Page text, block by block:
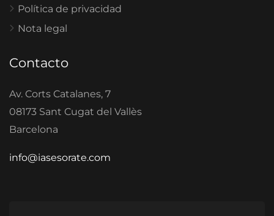
Política de privacidad
Nota legal
Contacto
Av. Corts Catalanes, 7
08173 Sant Cugat del Vallès
Barcelona
info@iasesorate.com